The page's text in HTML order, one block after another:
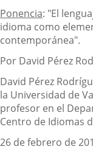
Ponencia: "El
idioma como
contemporánea".
Por David Pérez
David Pérez
la Universidad de
profesor en el
Centro de Idiomas
26 de febrero de